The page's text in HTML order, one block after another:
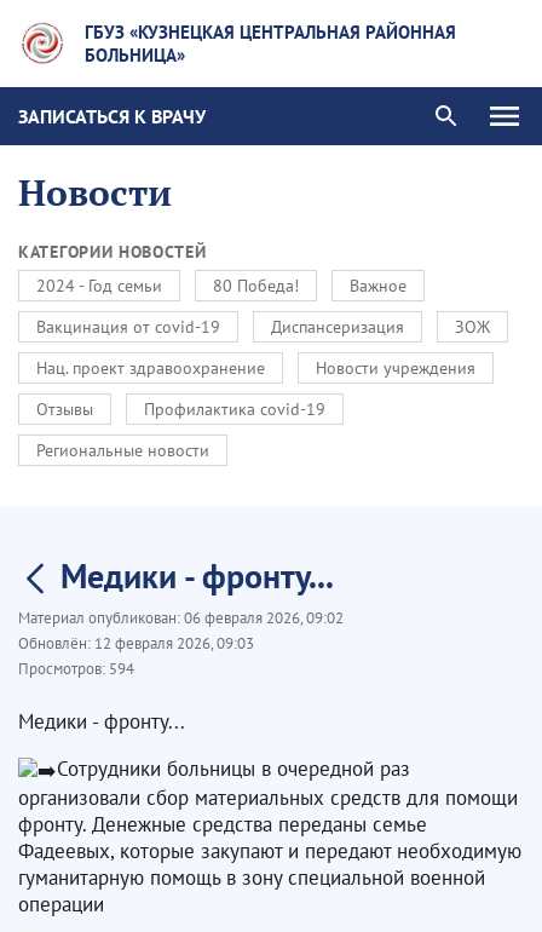
ГБУЗ «КУЗНЕЦКАЯ ЦЕНТРАЛЬНАЯ РАЙОННАЯ
БОЛЬНИЦА»
ЗАПИСАТЬСЯ К ВРАЧУ
Новости
КАТЕГОРИИ НОВОСТЕЙ
2024 - Год семьи
80 Победа!
Важное
Вакцинация от covid-19
Диспансеризация
ЗОЖ
Нац. проект здравоохранение
Новости учреждения
Отзывы
Профилактика covid-19
Региональные новости
Медики - фронту...
Материал опубликован:06 февраля 2026, 09:02
Обновлён: 12 февраля 2026, 09:03
Просмотров: 594
Медики - фронту...
Сотрудники больницы в очередной раз
организовали сбор материальных средств для помощи
фронту. Денежные средства переданы семье
Фадеевых, которые закупают и передают необходимую
гуманитарную помощь в зону специальной военной
операции